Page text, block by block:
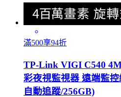
滿500享94折
TP-Link VIGI C540
彩夜視監視器 遠端監
自動追蹤/256GB)